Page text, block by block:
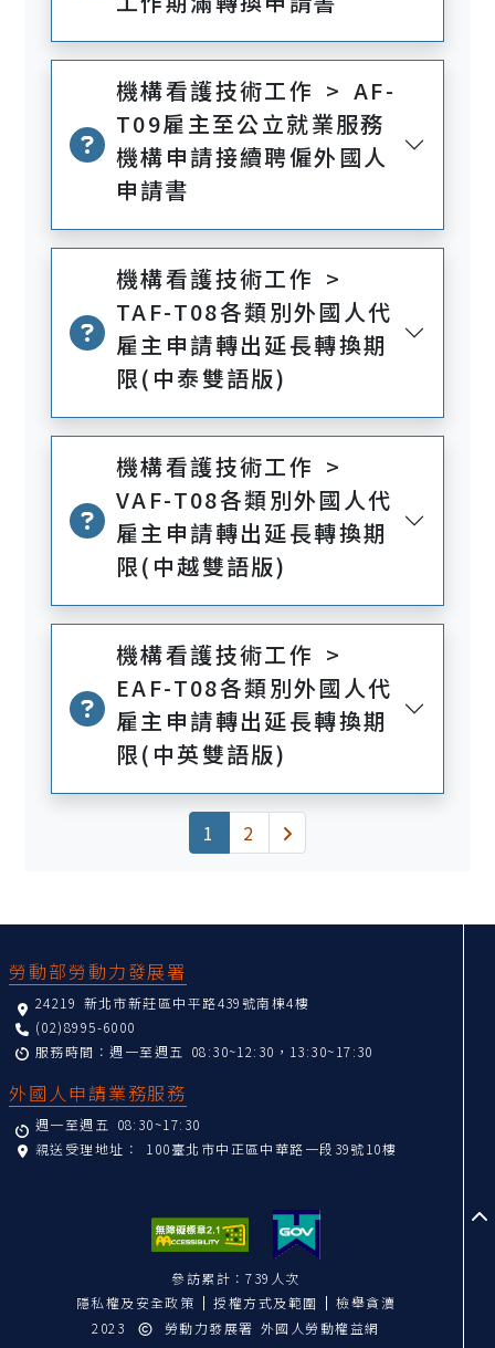
機構看護技術工作 > AF-
T09雇主至公立就業服務
機構申請接續聘僱外國人
申請書
機構看護技術工作 >
TAF-T08各類別外國人代
雇主申請轉出延長轉換期
限(中泰雙語版)
機構看護技術工作 >
VAF-T08各類別外國人代
雇主申請轉出延長轉換期
限(中越雙語版)
機構看護技術工作 >
EAF-T08各類別外國人代
雇主申請轉出延長轉換期
限(中英雙語版)
1 (current)
2 下一頁
勞動部勞動力發展署
24219 新北市新莊區中平路439號南棟4樓
(02)8995-6000
服務時間：週一至週五 08:30~12:30，13:30~17:30
外國人申請業務服務
週一至週五 08:30~17:30
親送受理地址： 100臺北市中正區中華路一段39號10樓
參訪累計：739人次
隱私權及安全政策
授權方式及範圍
檢舉貪瀆
2023
勞動力發展署 外國人勞動權益網
至